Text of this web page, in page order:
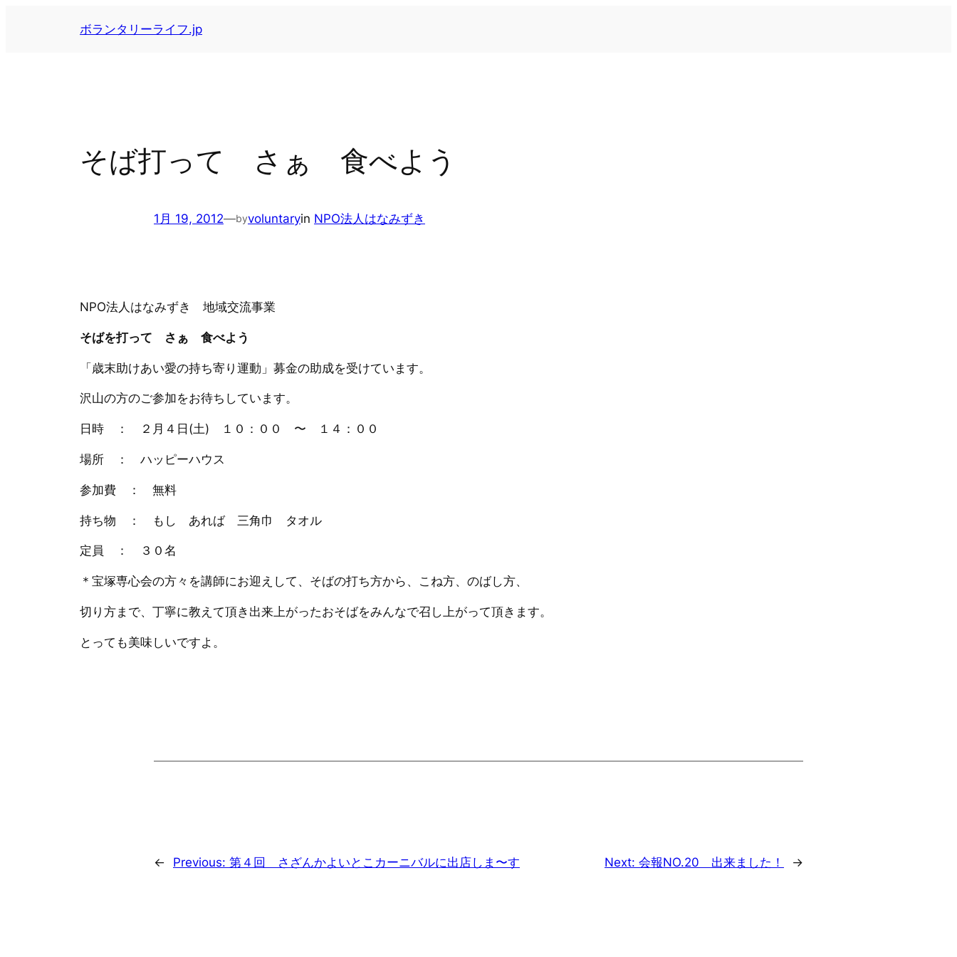
ボランタリーライフ.jp
そば打って さぁ 食べよう
1月 19, 2012—byvoluntaryin NPO法人はなみずき
NPO法人はなみずき 地域交流事業
そばを打って さぁ 食べよう
「歳末助けあい愛の持ち寄り運動」募金の助成を受けています。
沢山の方のご参加をお待ちしています。
日時 ： ２月４日(土) １０：００ 〜 １４：００
場所 ： ハッピーハウス
参加費 ： 無料
持ち物 ： もし あれば 三角巾 タオル
定員 ： ３０名
＊宝塚専心会の方々を講師にお迎えして、そばの打ち方から、こね方、のばし方、
切り方まで、丁寧に教えて頂き出来上がったおそばをみんなで召し上がって頂きます。
とっても美味しいですよ。
← Previous: 第４回 さざんかよいとこカーニバルに出店しま〜す Next: 会報NO.20 出来ました！ →